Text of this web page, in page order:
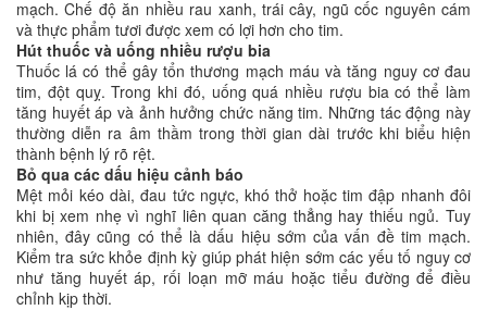
mạch. Chế độ ăn nhiều rau xanh, trái cây, ngũ cốc nguyên cám
và thực phẩm tươi được xem có lợi hơn cho tim.
Hút thuốc và uống nhiều rượu bia
Thuốc lá có thể gây tổn thương mạch máu và tăng nguy cơ đau
tim, đột quỵ. Trong khi đó, uống quá nhiều rượu bia có thể làm
tăng huyết áp và ảnh hưởng chức năng tim. Những tác động này
thường diễn ra âm thầm trong thời gian dài trước khi biểu hiện
thành bệnh lý rõ rệt.
Bỏ qua các dấu hiệu cảnh báo
Mệt mỏi kéo dài, đau tức ngực, khó thở hoặc tim đập nhanh đôi
khi bị xem nhẹ vì nghĩ liên quan căng thẳng hay thiếu ngủ. Tuy
nhiên, đây cũng có thể là dấu hiệu sớm của vấn đề tim mạch.
Kiểm tra sức khỏe định kỳ giúp phát hiện sớm các yếu tố nguy cơ
như tăng huyết áp, rối loạn mỡ máu hoặc tiểu đường để điều
chỉnh kịp thời.